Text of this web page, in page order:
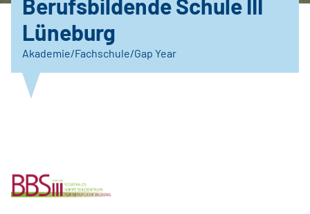
Berufsbildende Schule III
Lüneburg
Akademie/Fachschule/Gap Year